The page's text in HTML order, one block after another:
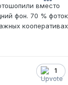
вместо
фон. 70 % фоток
кооперативах
1